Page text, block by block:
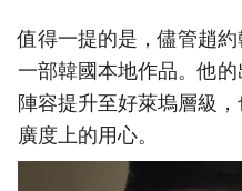
值得一提的是，儘管趙
一部韓國本地作品。他
陣容提升至好萊塢層級
廣度上的用心。